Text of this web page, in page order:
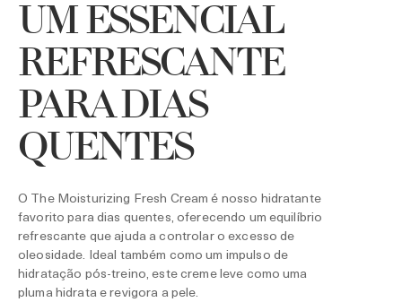
UM ESSENCIAL
REFRESCANTE
PARA DIAS
QUENTES
O The Moisturizing Fresh Cream é nosso hidratante
favorito para dias quentes, oferecendo um equilíbrio
refrescante que ajuda a controlar o excesso de
oleosidade. Ideal também como um impulso de
hidratação pós-treino, este creme leve como uma
pluma hidrata e revigora a pele.